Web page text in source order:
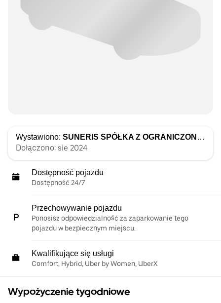
Wystawiono: SUNERIS SPÓŁKA Z OGRANICZONĄ ODPOWIEDZIALNOŚCIĄ
Dołączono: sie 2024
Dostępność pojazdu
Dostępność 24/7
Przechowywanie pojazdu
Ponosisz odpowiedzialność za zaparkowanie tego
pojazdu w bezpiecznym miejscu.
Kwalifikujące się usługi
Comfort, Hybrid, Uber by Women, UberX
Wypożyczenie tygodniowe